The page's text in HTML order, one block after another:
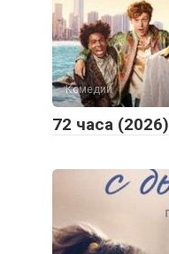
Комедии
72 часа (2026)